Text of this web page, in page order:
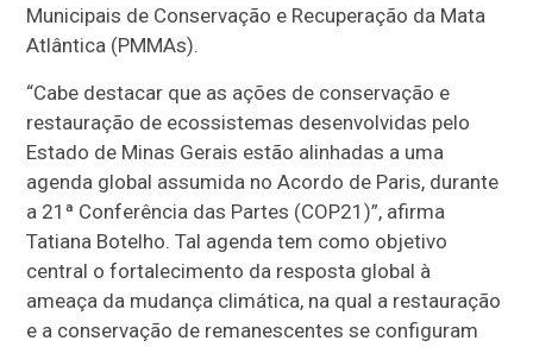
Municipais de Conservação e Recuperação da Mata
Atlântica (PMMAs).
“Cabe destacar que as ações de conservação e
restauração de ecossistemas desenvolvidas pelo
Estado de Minas Gerais estão alinhadas a uma
agenda global assumida no Acordo de Paris, durante
a 21ª Conferência das Partes (COP21)”, afirma
Tatiana Botelho. Tal agenda tem como objetivo
central o fortalecimento da resposta global à
ameaça da mudança climática, na qual a restauração
e a conservação de remanescentes se configuram